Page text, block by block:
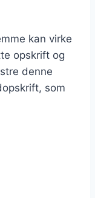
kan virke
opskrift og
denne
som